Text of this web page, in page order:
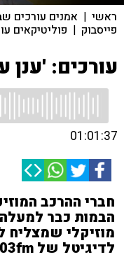
ראשי | אמנים עורכים
פייסבוק | פוליטיקאים
עורכים: 'ענן
01:01:37
חברי ההרכב
הבמות כבר
מוזיקלי שמצליח
לדיגיטל של 103fm